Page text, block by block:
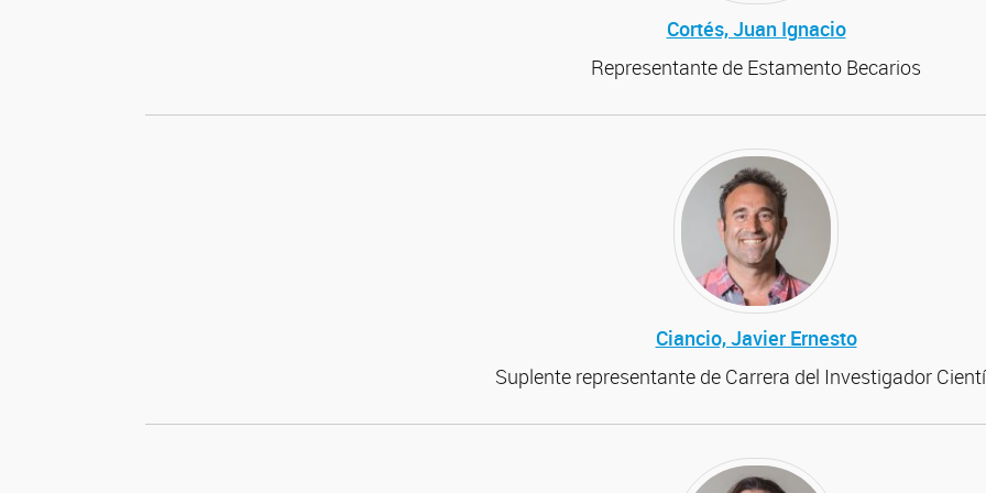
Cortés, Juan Ignacio
Representante de Estamento Becarios
Ciancio, Javier Ernesto
Suplente representante de Carrera del Investigador